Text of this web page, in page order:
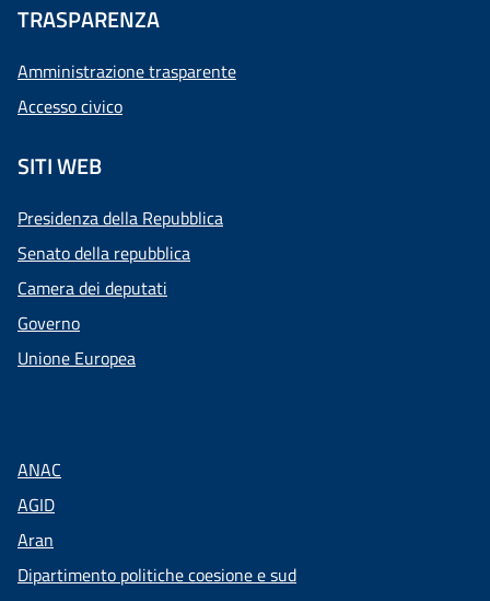
TRASPARENZA
Amministrazione trasparente
Accesso civico
SITI WEB
Presidenza della Repubblica
Senato della repubblica
Camera dei deputati
Governo
Unione Europea
ANAC
AGID
Aran
Dipartimento politiche coesione e sud